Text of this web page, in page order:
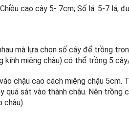
cao cây 5- 7cm; Số lá: 5-7 lá;
mà lựa chọn số cây để trồng
miệng chậu) có thể trồng 5
chậu cao cách miệng chậu 5cm.
quá sát vào thành chậu. Nên trồng
chậu).